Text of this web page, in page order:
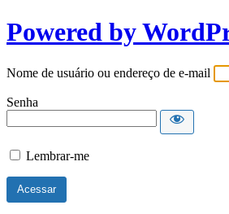
Powered by
Nome de usuário ou endereço de e-mail
Senha
Lembrar-me